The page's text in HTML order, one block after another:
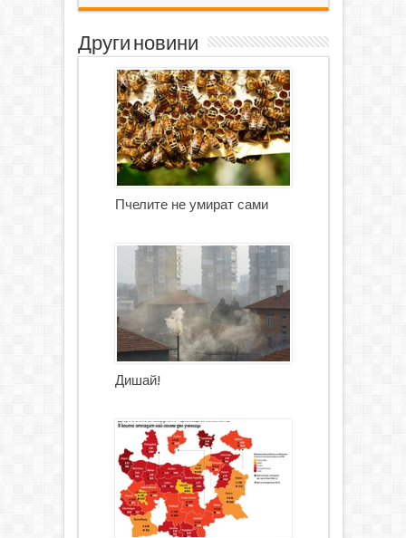
Други новини
Пчелите не умират сами
Дишай!